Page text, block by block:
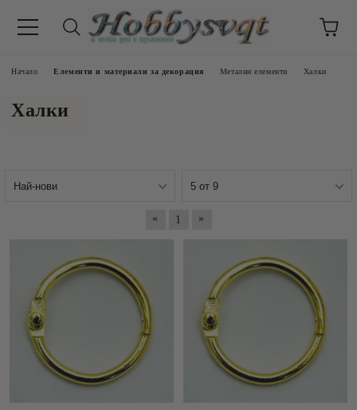
Начало Елементи и материали за декорация Метални елементи Халки
Халки
« 1 »